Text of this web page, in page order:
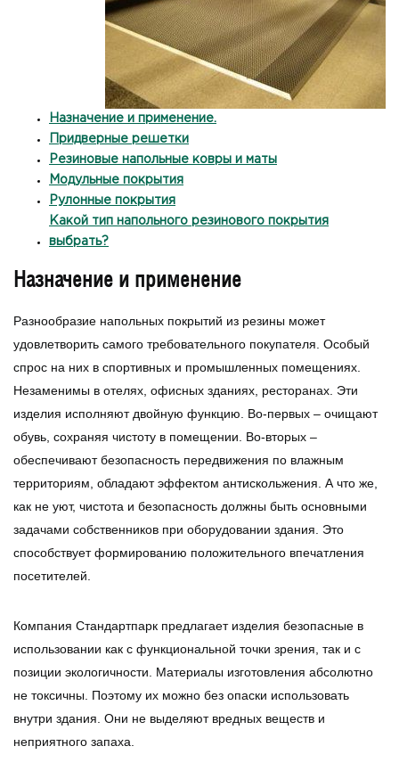
Назначение и применение.
Придверные решетки
Резиновые напольные ковры и маты
Модульные покрытия
Рулонные покрытия
Какой тип напольного резинового покрытия
выбрать?
Назначение и применение
Разнообразие напольных покрытий из резины может
удовлетворить самого требовательного покупателя. Особый
спрос на них в спортивных и промышленных помещениях.
Незаменимы в отелях, офисных зданиях, ресторанах. Эти
изделия исполняют двойную функцию. Во-первых – очищают
обувь, сохраняя чистоту в помещении. Во-вторых –
обеспечивают безопасность передвижения по влажным
территориям, обладают эффектом антискольжения. А что же,
как не уют, чистота и безопасность должны быть основными
задачами собственников при оборудовании здания. Это
способствует формированию положительного впечатления
посетителей.
Компания Стандартпарк предлагает изделия безопасные в
использовании как с функциональной точки зрения, так и с
позиции экологичности. Материалы изготовления абсолютно
не токсичны. Поэтому их можно без опаски использовать
внутри здания. Они не выделяют вредных веществ и
неприятного запаха.